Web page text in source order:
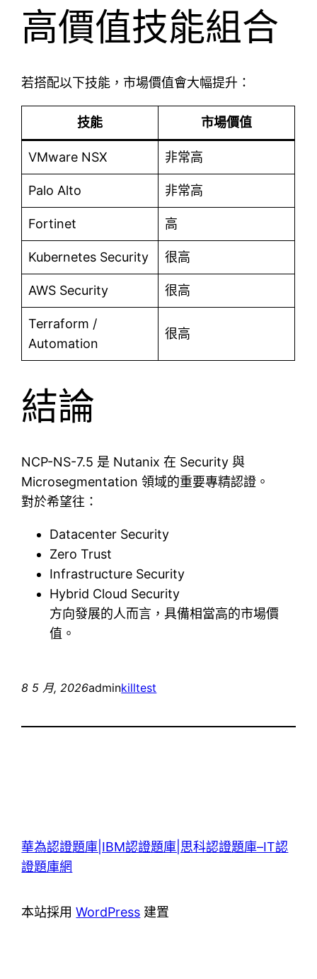
高價值技能組合
若搭配以下技能，市場價值會大幅提升：
技能 市場價值
VMware NSX 非常高
Palo Alto 非常高
Fortinet 高
Kubernetes Security 很高
AWS Security 很高
Terraform /
Automation
很高
結論
NCP-NS-7.5 是 Nutanix 在 Security 與
Microsegmentation 領域的重要專精認證。
對於希望往：
Datacenter Security
Zero Trust
Infrastructure Security
Hybrid Cloud Security
方向發展的人而言，具備相當高的市場價
值。
8 5 月, 2026adminkilltest
華為認證題庫|IBM認證題庫|思科認證題庫–IT認
證題庫網
本站採用WordPress 建置